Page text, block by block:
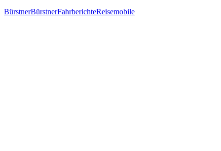
BürstnerBürstnerFahrberichteReisemobile